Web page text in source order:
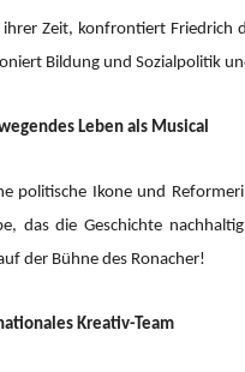
ihrer Zeit, konfrontiert
Bildung und Sozialpolitik
Leben als Musical
politische Ikone und
das die Geschichte
der Bühne des Ronacher!
Kreativ-Team